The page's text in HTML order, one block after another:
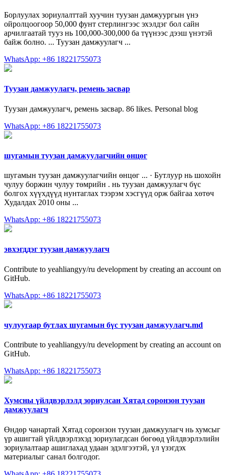
Борлуулах зориулалттай хуучин туузан дамжуургын үнэ
ойролцоогоор 50,000 фунт стерлингээс эхэлдэг бол сайн
арчилгаатай тууз нь 100,000-300,000 ба түүнээс дээш үнэтэй
байж болно. ... Туузан дамжуулагч ...
WhatsApp: +86 18221755073
Туузан дамжуулагч, ремень засвар
Туузан дамжуулагч, ремень засвар. 86 likes. Personal blog
WhatsApp: +86 18221755073
шугамын туузан дамжуулагчийн өнцөг
шугамын туузан дамжуулагчийн өнцөг ... · Бутлуур нь шохойн
чулуу боржин чулуу төмрийн . нь туузан дамжуулагч бүс
болгох хүүхдүүд нунтаглах тээрэм хэсгүүд орж байгаа хөтөч
Худалдах 2010 оны ...
WhatsApp: +86 18221755073
эвхэгддэг туузан дамжуулагч
Contribute to yeahliangyy/ru development by creating an account on
GitHub.
WhatsApp: +86 18221755073
чулуугаар бутлах шугамын бүс туузан дамжуулагч.md
Contribute to yeahliangyy/ru development by creating an account on
GitHub.
WhatsApp: +86 18221755073
Хумсны үйлдвэрлэлд зориулсан Хятад соронзон туузан
дамжуулагч
Өндөр чанартай Хятад соронзон туузан дамжуулагч нь хумсыг
үр ашигтай үйлдвэрлэхэд зориулагдсан бөгөөд үйлдвэрлэлийн
зориулалтаар ашиглахад удаан эдэлгээтэй, үл үзэгдэх
материалыг санал болгодог.